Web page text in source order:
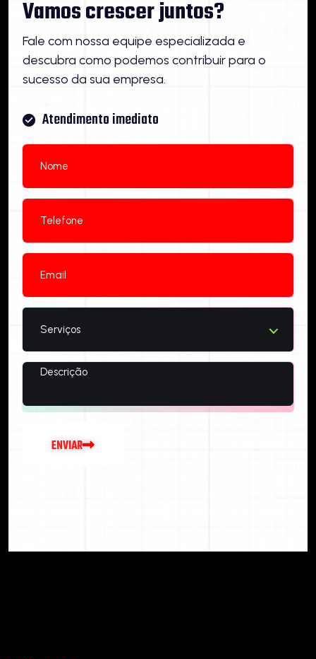
Vamos crescer juntos?
Fale com nossa equipe especializada e
descubra como podemos contribuir para o
sucesso da sua empresa.
Atendimento imediato
Serviços
ENVIAR